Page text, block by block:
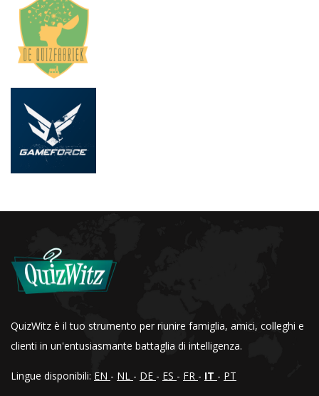
QuizWitz è il tuo strumento per riunire famiglia, amici, colleghi e
clienti in un'entusiasmante battaglia di intelligenza.
Lingue disponibili: EN - NL - DE - ES - FR - IT - PT